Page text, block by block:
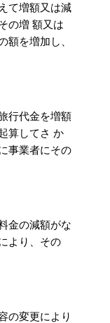
て増額又は減
の増 額又は
額を増加し、
行代金を増額
算してさ か
事業者にその
金の減額がな
より、その
の変更により